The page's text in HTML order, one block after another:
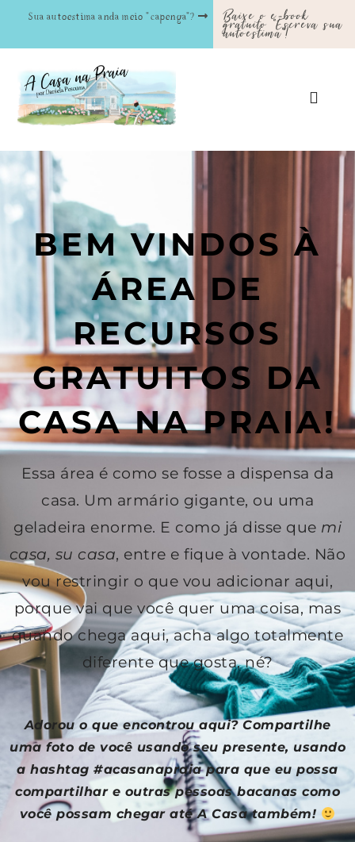
Sua autoestima anda meio "capenga"? Baixe o e-book
gratuito "Escreva sua
autoestima"!
BEM VINDOS À
ÁREA DE
RECURSOS
GRATUITOS DA
CASA NA PRAIA!
Essa área é como se fosse a dispensa da
casa. Um armário gigante, ou uma
geladeira enorme. E como já disse que mi
casa, su casa, entre e fique à vontade. Não
vou restringir o que vou adicionar aqui,
porque vai que você quer uma coisa, mas
quando chega aqui, acha algo totalmente
diferente que gosta, né?
Adorou o que encontrou aqui? Compartilhe
uma foto de você usando seu presente, usando
a hashtag #acasanapraia para que eu possa
compartilhar e outras pessoas bacanas como
você possam chegar até A Casa também!